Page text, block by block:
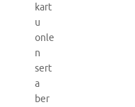
kart
u
onle
n
sert
a
ber